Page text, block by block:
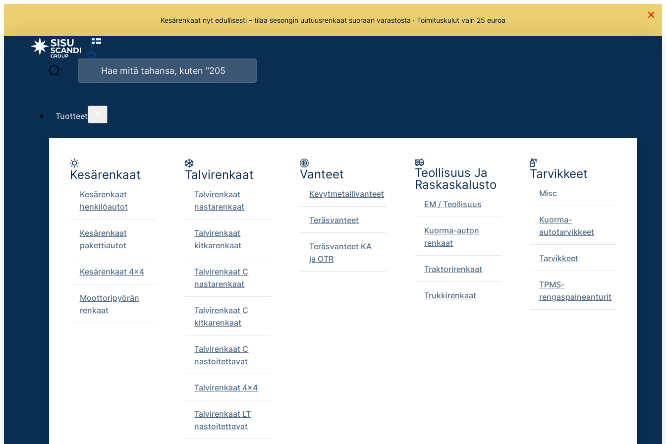
Kesärenkaat nyt edullisesti – tilaa sesongin uutuusrenkaat suoraan varastosta · Toimituskulut vain 25 euroa
Tuotteet
Kesärenkaat
Kesärenkaat
henkilöautot
Kesärenkaat
pakettiautot
Kesärenkaat 4x4
Moottoripyörän
renkaat
Talvirenkaat
Talvirenkaat
nastarenkaat
Talvirenkaat
kitkarenkaat
Talvirenkaat C
nastarenkaat
Talvirenkaat C
kitkarenkaat
Talvirenkaat C
nastoitettavat
Talvirenkaat 4x4
Talvirenkaat LT
nastoitettavat
Vanteet
Kevytmetallivanteet
Teräsvanteet
Teräsvanteet KA
ja OTR
Teollisuus Ja
Raskaskalusto
EM / Teollisuus
Kuorma-auton
renkaat
Traktorirenkaat
Trukkirenkaat
Tarvikkeet
Misc
Kuorma-
autotarvikkeet
Tarvikkeet
TPMS-
rengaspaineanturit